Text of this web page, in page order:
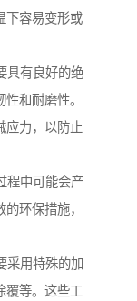
下容易变形或
具有良好的绝
和耐磨性。
应力，以防止
程中可能会产
环保措施，
采用特殊的加
覆等。这些工